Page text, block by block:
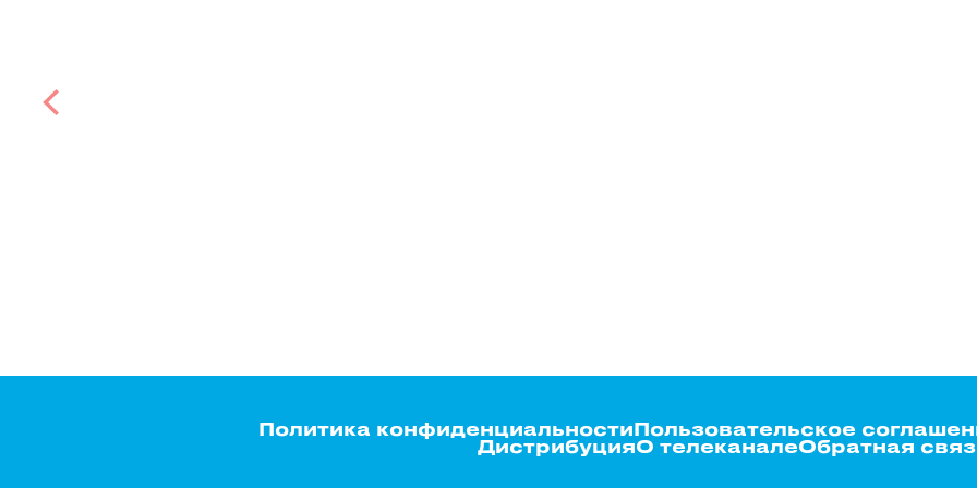
Политика конфиденциальностиПользовательское
ДистрибуцияО телеканалеОбратная